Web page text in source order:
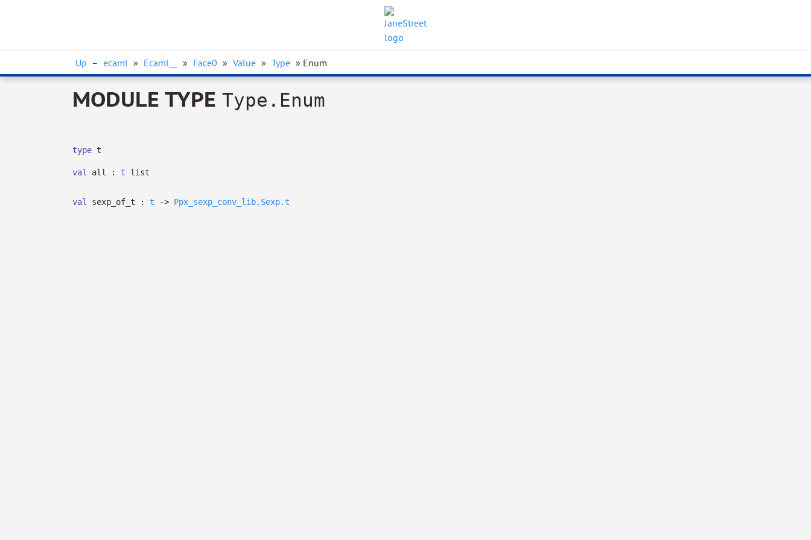
Up – ecaml » Ecaml__ » Face0 » Value » Type » Enum
MODULE TYPE Type.Enum
type t
val all : t list
val sexp_of_t : t -> Ppx_sexp_conv_lib.Sexp.t